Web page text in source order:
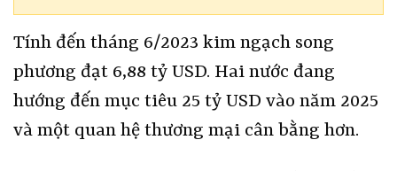
Tính đến tháng 6/2023 kim ngạch song
phương đạt 6,88 tỷ USD. Hai nước đang
hướng đến mục tiêu 25 tỷ USD vào năm 2025
và một quan hệ thương mại cân bằng hơn.